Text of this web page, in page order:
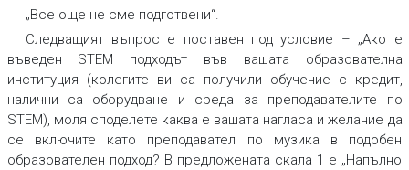
„Все още не сме подготвени“.
Следващият въпрос е поставен под условие – „Ако е
въведен STEM подходът във вашата образователна
институция (колегите ви са получили обучение с кредит,
налични са оборудване и среда за преподавателите по
STEM), моля споделете каква е вашата нагласа и желание да
се включите като преподавател по музика в подобен
образователен подход? В предложената скала 1 е „Напълно